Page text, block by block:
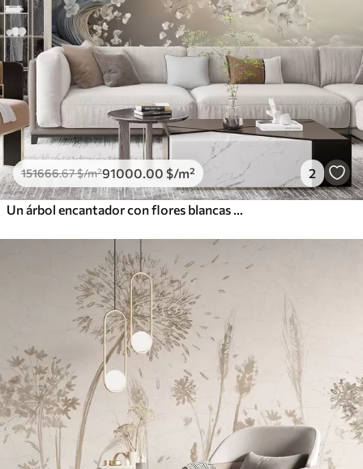
151666.67$/m²91000.00 $/m² 2
Un árbol encantador con flores blancas contra el fondo de nubes en un estilo interesante en delicados colores cálidos